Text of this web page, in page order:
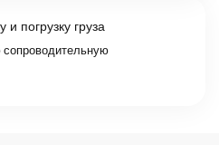
и погрузку груза